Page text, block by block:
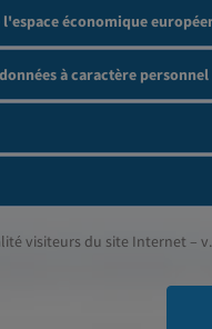
économique
à caractère personnel
visiteurs du site Internet – v.